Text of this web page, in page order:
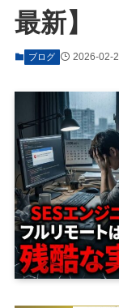
最新】
ブログ 2026-02-